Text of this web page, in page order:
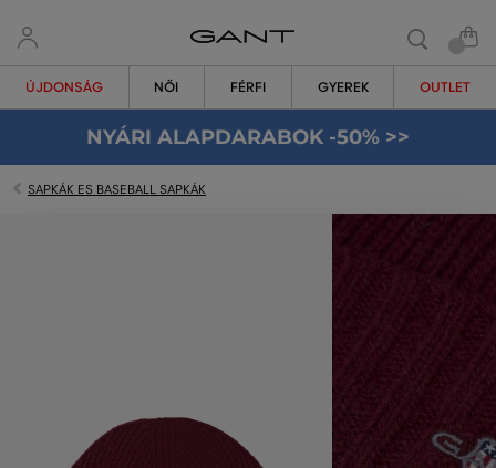
ÚJDONSÁG NŐI FÉRFI GYEREK OUTLET
NYÁRI ALAPDARABOK -50% >>
SAPKÁK ES BASEBALL SAPKÁK